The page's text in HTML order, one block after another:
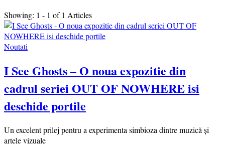
Showing: 1 - 1 of 1 Articles
Noutati
I See Ghosts – O noua expozitie din
cadrul seriei OUT OF NOWHERE isi
deschide portile
Un excelent prilej pentru a experimenta simbioza dintre muzică și
artele vizuale